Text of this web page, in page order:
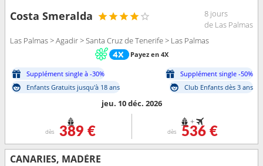
Costa Smeralda
8 jours
de Las Palmas
Las Palmas > Agadir > Santa Cruz de Tenerife > Las Palmas
Payez en 4X
Supplément single à -30%
Supplément single -50%
Enfants Gratuits jusqu'à 18 ans
Club Enfants dès 3 ans
jeu. 10 déc. 2026
dès 389 €
+
dès 536 €
CANARIES, MADÈRE